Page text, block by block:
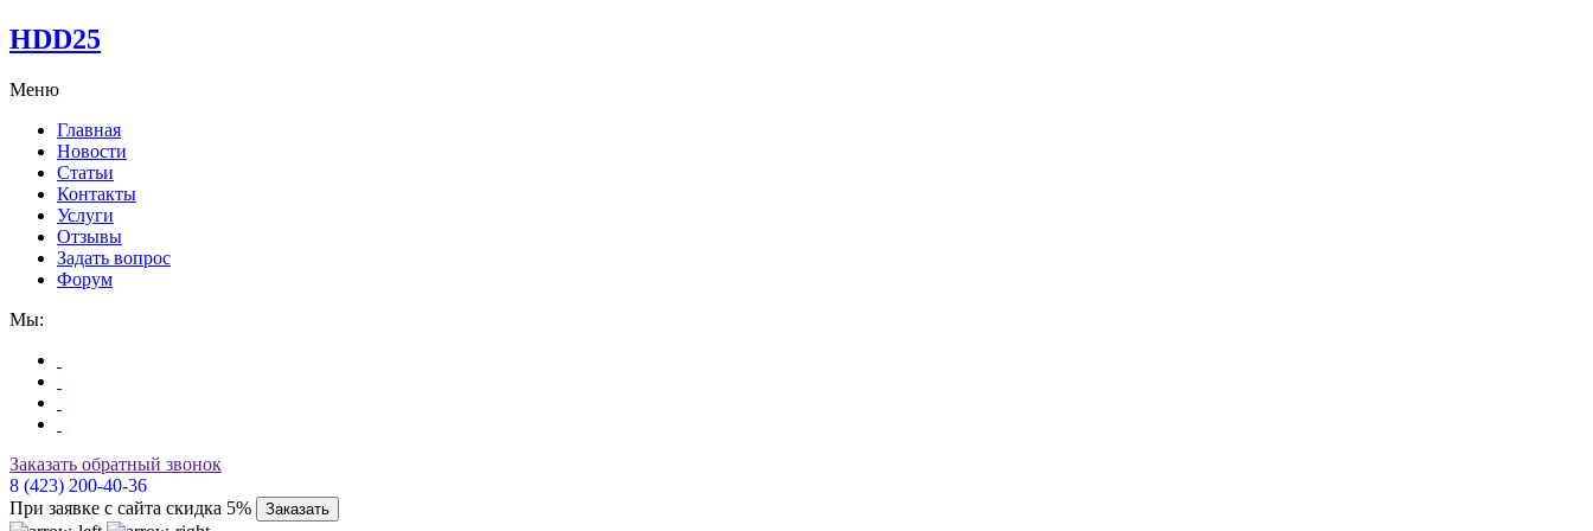
HDD25
Меню
Главная
Новости
Статьи
Контакты
Услуги
Отзывы
Задать вопрос
Форум
Мы:
Заказать обратный звонок
8 (423) 200-40-36
При заявке с сайта скидка 5%
Заказать